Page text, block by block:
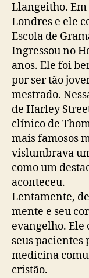
Llangeitho.
Londres e ele
Escola de
Ingressou no
anos. Ele foi
por ser tão
mestrado.
de Harley
clínico de
mais famosos
vislumbrava
como um
aconteceu.
Lentamente,
mente e seu
evangelho. Ele
seus pacientes
medicina
cristão.